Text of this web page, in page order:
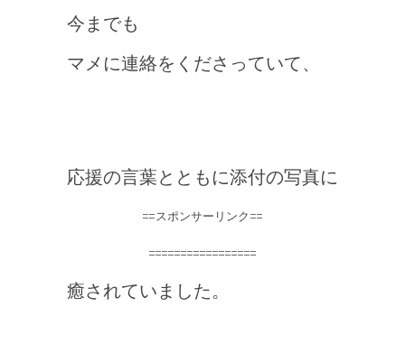
今までも
マメに連絡をくださっていて、
応援の言葉とともに添付の写真に
==スポンサーリンク==
=================
癒されていました。